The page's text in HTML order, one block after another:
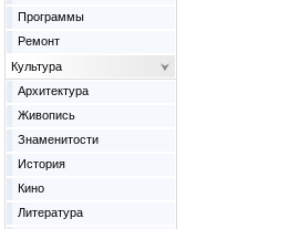
Программы
Ремонт
Культура
Архитектура
Живопись
Знаменитости
История
Кино
Литература